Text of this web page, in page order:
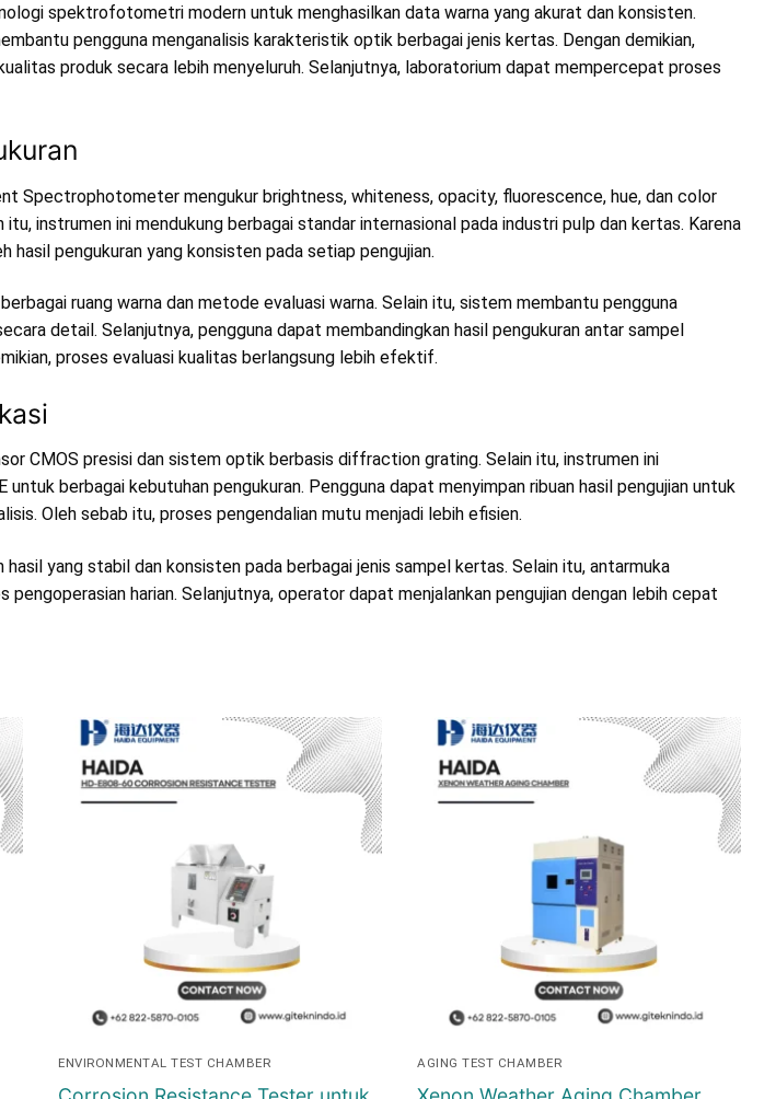
spektrofotometri modern untuk menghasilkan data warna yang akurat dan konsisten.
pengguna menganalisis karakteristik optik berbagai jenis kertas. Dengan demikian,
produk secara lebih menyeluruh. Selanjutnya, laboratorium dapat mempercepat proses
Spectrophotometer mengukur brightness, whiteness, opacity, fluorescence, hue, dan color
instrumen ini mendukung berbagai standar internasional pada industri pulp dan kertas. Karena
hasil pengukuran yang konsisten pada setiap pengujian.
ruang warna dan metode evaluasi warna. Selain itu, sistem membantu pengguna
detail. Selanjutnya, pengguna dapat membandingkan hasil pengukuran antar sampel
proses evaluasi kualitas berlangsung lebih efektif.
CMOS presisi dan sistem optik berbasis diffraction grating. Selain itu, instrumen ini
untuk berbagai kebutuhan pengukuran. Pengguna dapat menyimpan ribuan hasil pengujian untuk
Oleh sebab itu, proses pengendalian mutu menjadi lebih efisien.
yang stabil dan konsisten pada berbagai jenis sampel kertas. Selain itu, antarmuka
pengoperasian harian. Selanjutnya, operator dapat menjalankan pengujian dengan lebih cepat
ENVIRONMENTAL TEST CHAMBER AGING TEST CHAMBER